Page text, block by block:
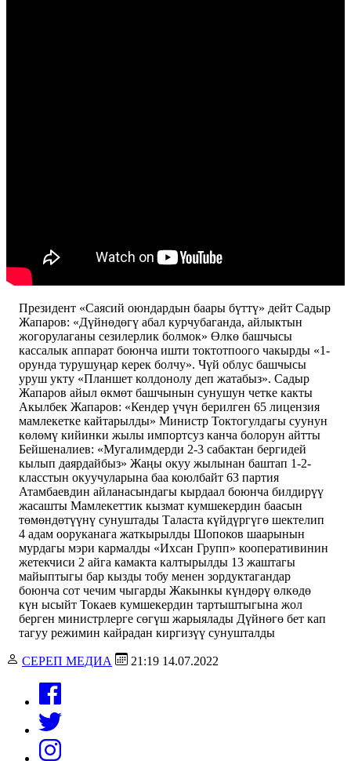
Президент «Саясий оюндардын баары бүттү» дейт Садыр
Жапаров: «Дүйнөдөгү абал курчубаганда, айлыктын
жогорулаганы сезилерлик болмок» Өлкө башчысы
кассалык аппарат боюнча ишти токтотпоого чакырды «1-
орунда турушуңар керек болчу». Чүй облус башчысы
уруш укту «Планшет колдонолу деп жатабыз». Садыр
Жапаров айыл өкмөт башчынын сунушун четке какты
Акылбек Жапаров: «Кендер үчүн берилген 65 лицензия
мамлекетке кайтарылды» Министр Токтогулдагы суунун
көлөмү кийинки жылы импортсуз канча болорун айтты
Бейшеналиев: «Мугалимдерди 2-3 сабактан бергидей
кылып даярдайбыз» Жаңы окуу жылынан баштап 1-2-
класстын окуучуларына баа коюлбайт 63 партия
Атамбаевдин айланасындагы кырдаал боюнча билдирүү
жасашты Мамлекеттик кызмат кумшекердин баасын
төмөндөтүүнү сунуштады Таласта күйдүргүгө шектелип
4 адам ооруканага жаткырылды Шопоков шаарынын
мурдагы мэри кармалды «Ихсан Групп» кооперативинин
жетекчиси 2 айга камакта калтырылды 13 жаштагы
майыптыгы бар кызды тобу менен зордуктагандар
боюнча сот чечим чыгарды Жакынкы күндөрү өлкөдө
күн ысыйт Токаев кумшекердин тартыштыгына жол
берген министрлерге сөгүш жарыялады Дүйнөгө бет кап
тагуу режимин кайрадан киргизүү сунушталды
СЕРЕП МЕДИА 21:19 14.07.2022